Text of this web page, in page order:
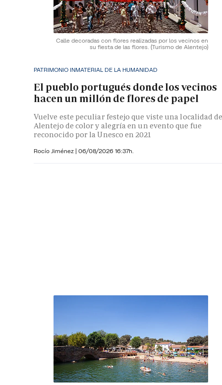
Calle decoradas con flores realizadas por los vecinos en
su fiesta de las flores. (Turismo de Alentejo)
PATRIMONIO INMATERIAL DE LA HUMANIDAD
El pueblo portugués donde los vecinos
hacen un millón de flores de papel
Vuelve este peculiar festejo que viste una localidad
Alentejo de color y alegría en un evento que fue
reconocido por la Unesco en 2021
Rocío Jiménez | 06/08/2026 16:37h.